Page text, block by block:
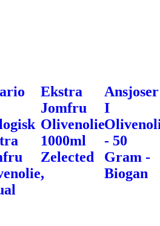
Ekstra
Jomfru
Olivenolie
1000ml
Zelected
Ansjoser
I
- 50
Gram -
Biogan